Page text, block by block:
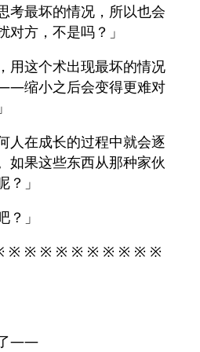
考最坏的情况，所以也会
对方，不是吗？」
用这个术出现最坏的情况
缩小之后会变得更难对
人在成长的过程中就会逐
如果这些东西从那种家伙
？」
」
※ ※ ※ ※ ※ ※ ※ ※ ※ ※
了——